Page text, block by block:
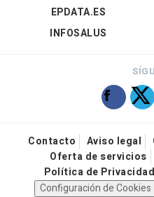
EPDATA.ES
INFOSALUS
Contacto Aviso legal
Oferta de servicios
Política de Privacidad
Configuración de Cookies